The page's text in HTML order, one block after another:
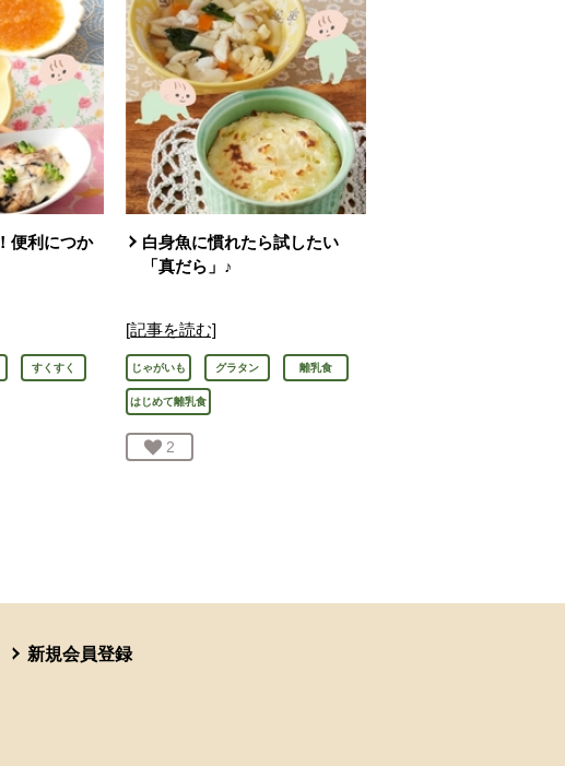
便利につか
すくすく
：
白身魚に慣れたら試したい
「真だら」♪
[記事を読む]
じゃがいも グラタン 離乳食
はじめて離乳食
お気に入り登録：
2
新規会員登録